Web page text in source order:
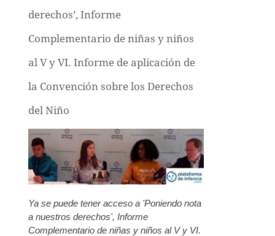
derechos’, Informe
Complementario de niñas y niños
al V y VI. Informe de aplicación de
la Convención sobre los Derechos
del Niño
Ya se puede tener acceso a 'Poniendo nota
a nuestros derechos', Informe
Complementario de niñas y niños al V y VI.